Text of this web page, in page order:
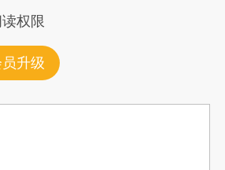
权限
升级